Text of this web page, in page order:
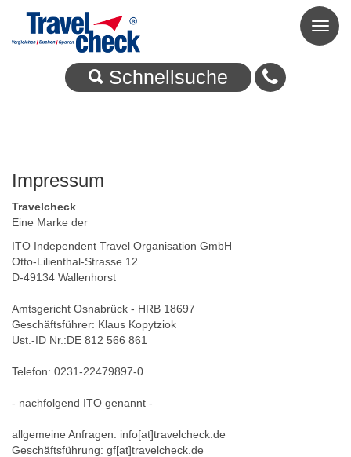
Toggle
Schnellsuche
Impressum
Travelcheck
Eine Marke der
ITO Independent Travel Organisation GmbH
Otto-Lilienthal-Strasse 12
D-49134 Wallenhorst
Amtsgericht Osnabrück - HRB 18697
Geschäftsführer: Klaus Kopytziok
Ust.-ID Nr.:DE 812 566 861
Telefon: 0231-22479897-0
- nachfolgend ITO genannt -
allgemeine Anfragen: info[at]travelcheck.de
Geschäftsführung: gf[at]travelcheck.de